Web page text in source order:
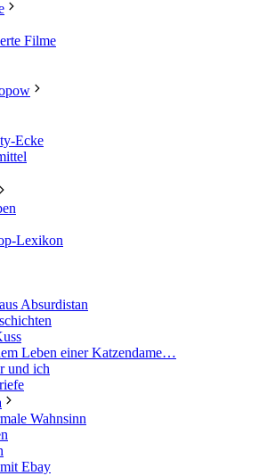
Filme
Ecke
Lexikon
Absurdistan
Leben einer Katzendame…
und ich
Wahnsinn
Ebay